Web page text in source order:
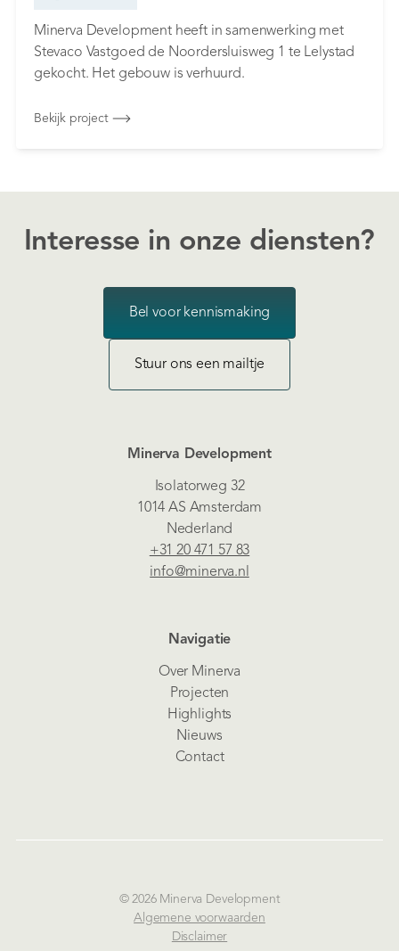
Minerva Development heeft in samenwerking met
Stevaco Vastgoed de Noordersluisweg 1 te Lelystad
gekocht. Het gebouw is verhuurd.
Bekijk project
Interesse in onze diensten?
Bel voor kennismaking
Stuur ons een mailtje
Minerva Development
Isolatorweg 32
1014 AS Amsterdam
Nederland
+31 20 471 57 83
info@minerva.nl
Navigatie
Over Minerva
Projecten
Highlights
Nieuws
Contact
© 2026 Minerva Development
Algemene voorwaarden
Disclaimer